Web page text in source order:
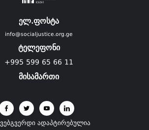
ელ.ფოსტა
info@socialjustice.org.ge
ტელეფონი
+995 599 65 66 11
მისამართი
ვებგვერდი ადაპტირებულია